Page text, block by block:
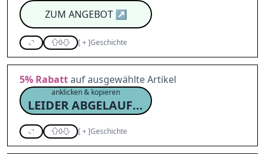
ZUM ANGEBOT↗
0 [+]Geschichte
5% Rabattauf ausgewählte Artikel
anklicken & kopieren
LEIDER ABGELAUFEN
0 [+]Geschichte